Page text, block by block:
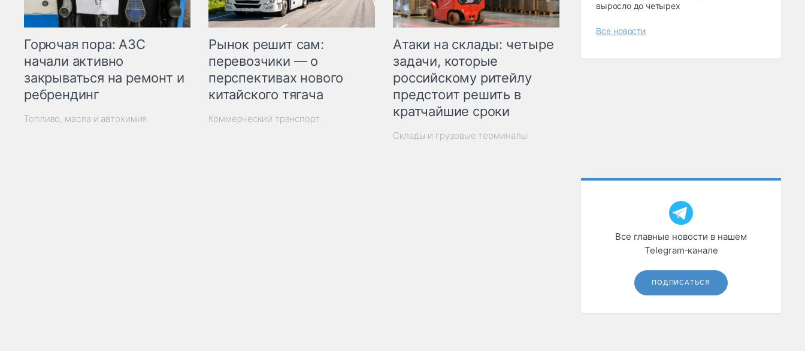
Горючая пора: АЗС
начали активно
закрываться на ремонт и
ребрендинг
Топливо, масла и автохимия
Рынок решит сам:
перевозчики — о
перспективах нового
китайского тягача
Коммерческий транспорт
Атаки на склады: четыре
задачи, которые
российскому ритейлу
предстоит решить в
кратчайшие сроки
Склады и грузовые терминалы
выросло до четырех
Все новости
Все главные новости в нашем
Telegram‑канале
ПОДПИСАТЬСЯ